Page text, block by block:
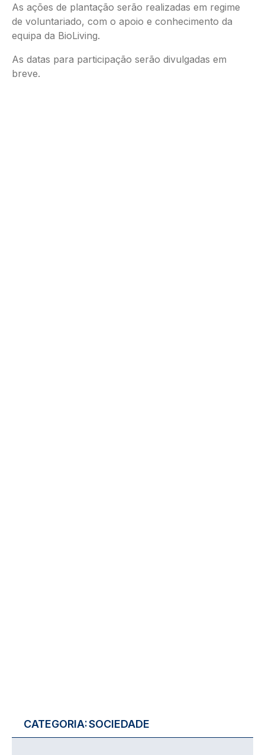
As ações de plantação serão realizadas em regime
de voluntariado, com o apoio e conhecimento da
equipa da BioLiving.
As datas para participação serão divulgadas em
breve.
CATEGORIA:SOCIEDADE